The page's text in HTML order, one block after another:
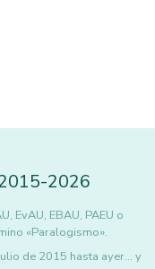
-2026
EvAU, EBAU, PAEU o
«Paralogismo».
de 2015 hasta ayer... y